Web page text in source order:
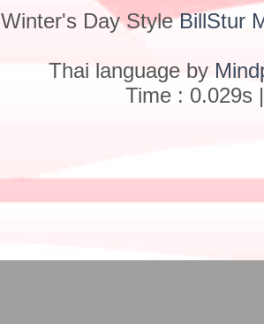
Winter's Day StyleBillStur
Thai language by
Time : 0.029s